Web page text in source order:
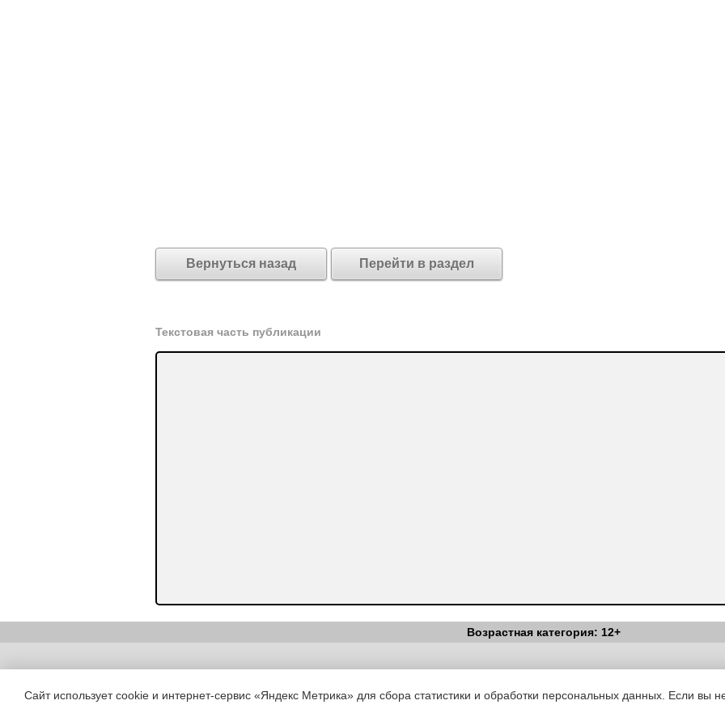
Вернуться назад Перейти в раздел
Текстовая часть публикации
Возрастная категория: 12+
Copyright (c) |Вестник Педагога|Об издании|Условия|Политика
Сайт использует cookie и интернет-сервис «Яндекс Метрика» для сбора статистики и обработки персональных данных. Если вы